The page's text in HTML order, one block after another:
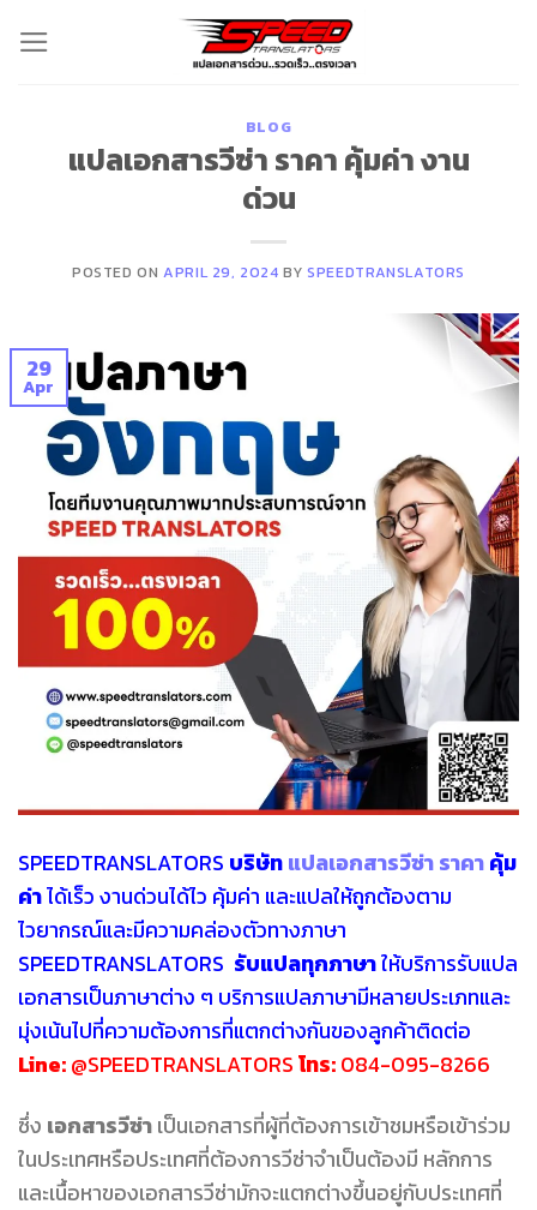
BLOG
แปลเอกสารวีซ่า ราคา คุ้มค่า งาน
ด่วน
POSTED ONAPRIL 29, 2024 BYSPEEDTRANSLATORS
29
Apr
SPEEDTRANSLATORS บริษัทแปลเอกสารวีซ่า ราคาคุ้ม
ค่าได้เร็ว งานด่วนได้ไว คุ้มค่า และแปลให้ถูกต้องตาม
ไวยากรณ์และมีความคล่องตัวทางภาษา
SPEEDTRANSLATORS รับแปลทุกภาษาให้บริการรับแปล
เอกสารเป็นภาษาต่าง ๆ บริการแปลภาษามีหลายประเภทและ
มุ่งเน้นไปที่ความต้องการที่แตกต่างกันของลูกค้าติดต่อ
Line:@SPEEDTRANSLATORSโทร:084-095-8266
ซึ่ง เอกสารวีซ่าเป็นเอกสารที่ผู้ที่ต้องการเข้าชมหรือเข้าร่วม
ในประเทศหรือประเทศที่ต้องการวีซ่าจำเป็นต้องมี หลักการ
และเนื้อหาของเอกสารวีซ่ามักจะแตกต่างขึ้นอยู่กับประเทศที่